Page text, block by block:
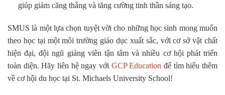
giúp giảm căng thẳng và tăng cường tinh thần sáng tạo.
SMUS là một lựa chọn tuyệt vời cho những học sinh mong muốn
theo học tại một môi trường giáo dục xuất sắc, với cơ sở vật chất
hiện đại, đội ngũ giảng viên tận tâm và nhiều cơ hội phát triển
toàn diện. Hãy liên hệ ngay với GCP Education để tìm hiểu thêm
về cơ hội du học tại St. Michaels University School!